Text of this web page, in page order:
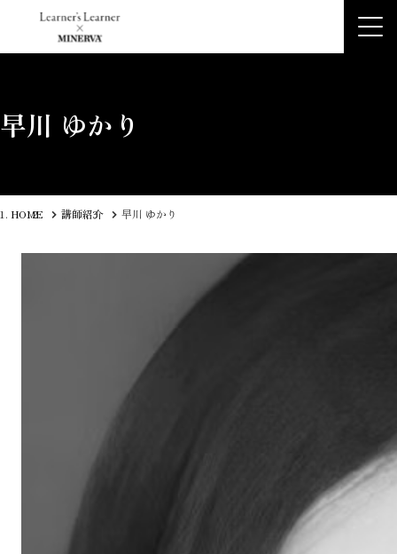
早川 ゆかり
HOME 講師紹介 早川 ゆかり